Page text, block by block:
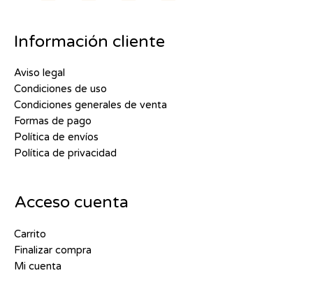
Información cliente
Aviso legal
Condiciones de uso
Condiciones generales de venta
Formas de pago
Política de envíos
Política de privacidad
Acceso cuenta
Carrito
Finalizar compra
Mi cuenta